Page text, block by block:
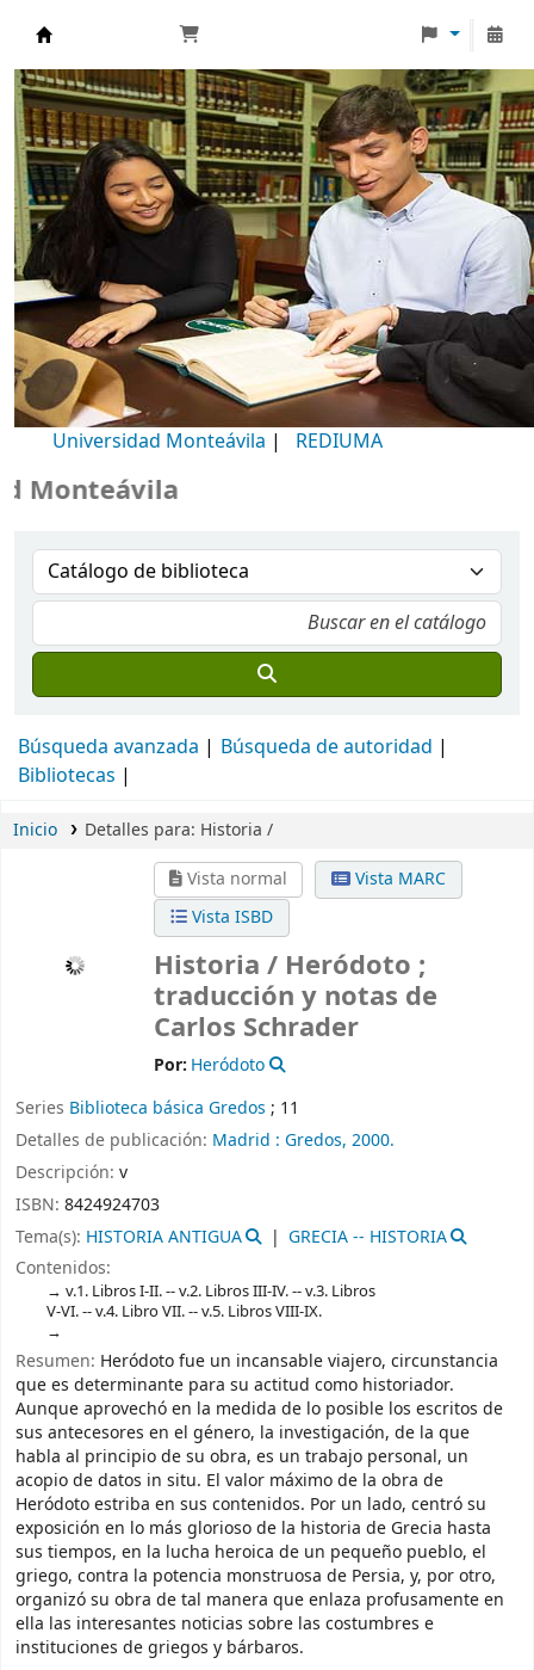
Biblioteca Universidad Monteávila
Universidad Monteávila | REDIUMA
Búsqueda avanzada
Búsqueda de autoridad
Bibliotecas
Inicio Detalles para: Historia /
Vista normal
Vista MARC
Vista ISBD
Historia / Heródoto ;
traducción y notas de
Carlos Schrader
Por: Heródoto
Series Biblioteca básica Gredos ; 11
Detalles de publicación: Madrid : Gredos, 2000.
Descripción: v
ISBN: 8424924703
Tema(s): HISTORIA ANTIGUA
GRECIA -- HISTORIA
Contenidos:
v.1. Libros I-II. -- v.2. Libros III-IV. -- v.3. Libros
V-VI. -- v.4. Libro VII. -- v.5. Libros VIII-IX.
Resumen: Heródoto fue un incansable viajero, circunstancia
que es determinante para su actitud como historiador.
Aunque aprovechó en la medida de lo posible los escritos de
sus antecesores en el género, la investigación, de la que
habla al principio de su obra, es un trabajo personal, un
acopio de datos in situ. El valor máximo de la obra de
Heródoto estriba en sus contenidos. Por un lado, centró su
exposición en lo más glorioso de la historia de Grecia hasta
sus tiempos, en la lucha heroica de un pequeño pueblo, el
griego, contra la potencia monstruosa de Persia, y, por otro,
organizó su obra de tal manera que enlaza profusamente en
ella las interesantes noticias sobre las costumbres e
instituciones de griegos y bárbaros.